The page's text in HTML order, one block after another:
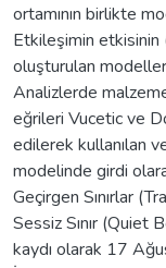
ortamının birlikte
Etkileşimin etkisinin
oluşturulan
Analizlerde
eğrileri Vucetic ve
edilerek kullanılan
modelinde girdi
Geçirgen Sınırlar
Sessiz Sınır (Quiet
kaydı olarak 17